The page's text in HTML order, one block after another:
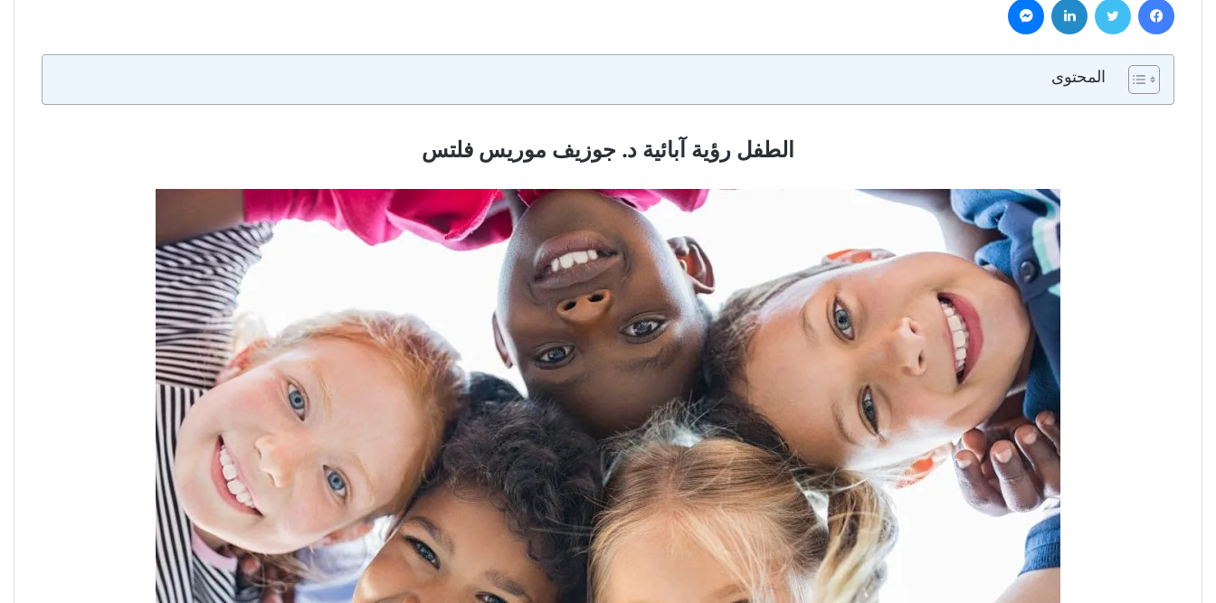
المحتوى
الطفل رؤية آبائية د. جوزيف موريس فلتس